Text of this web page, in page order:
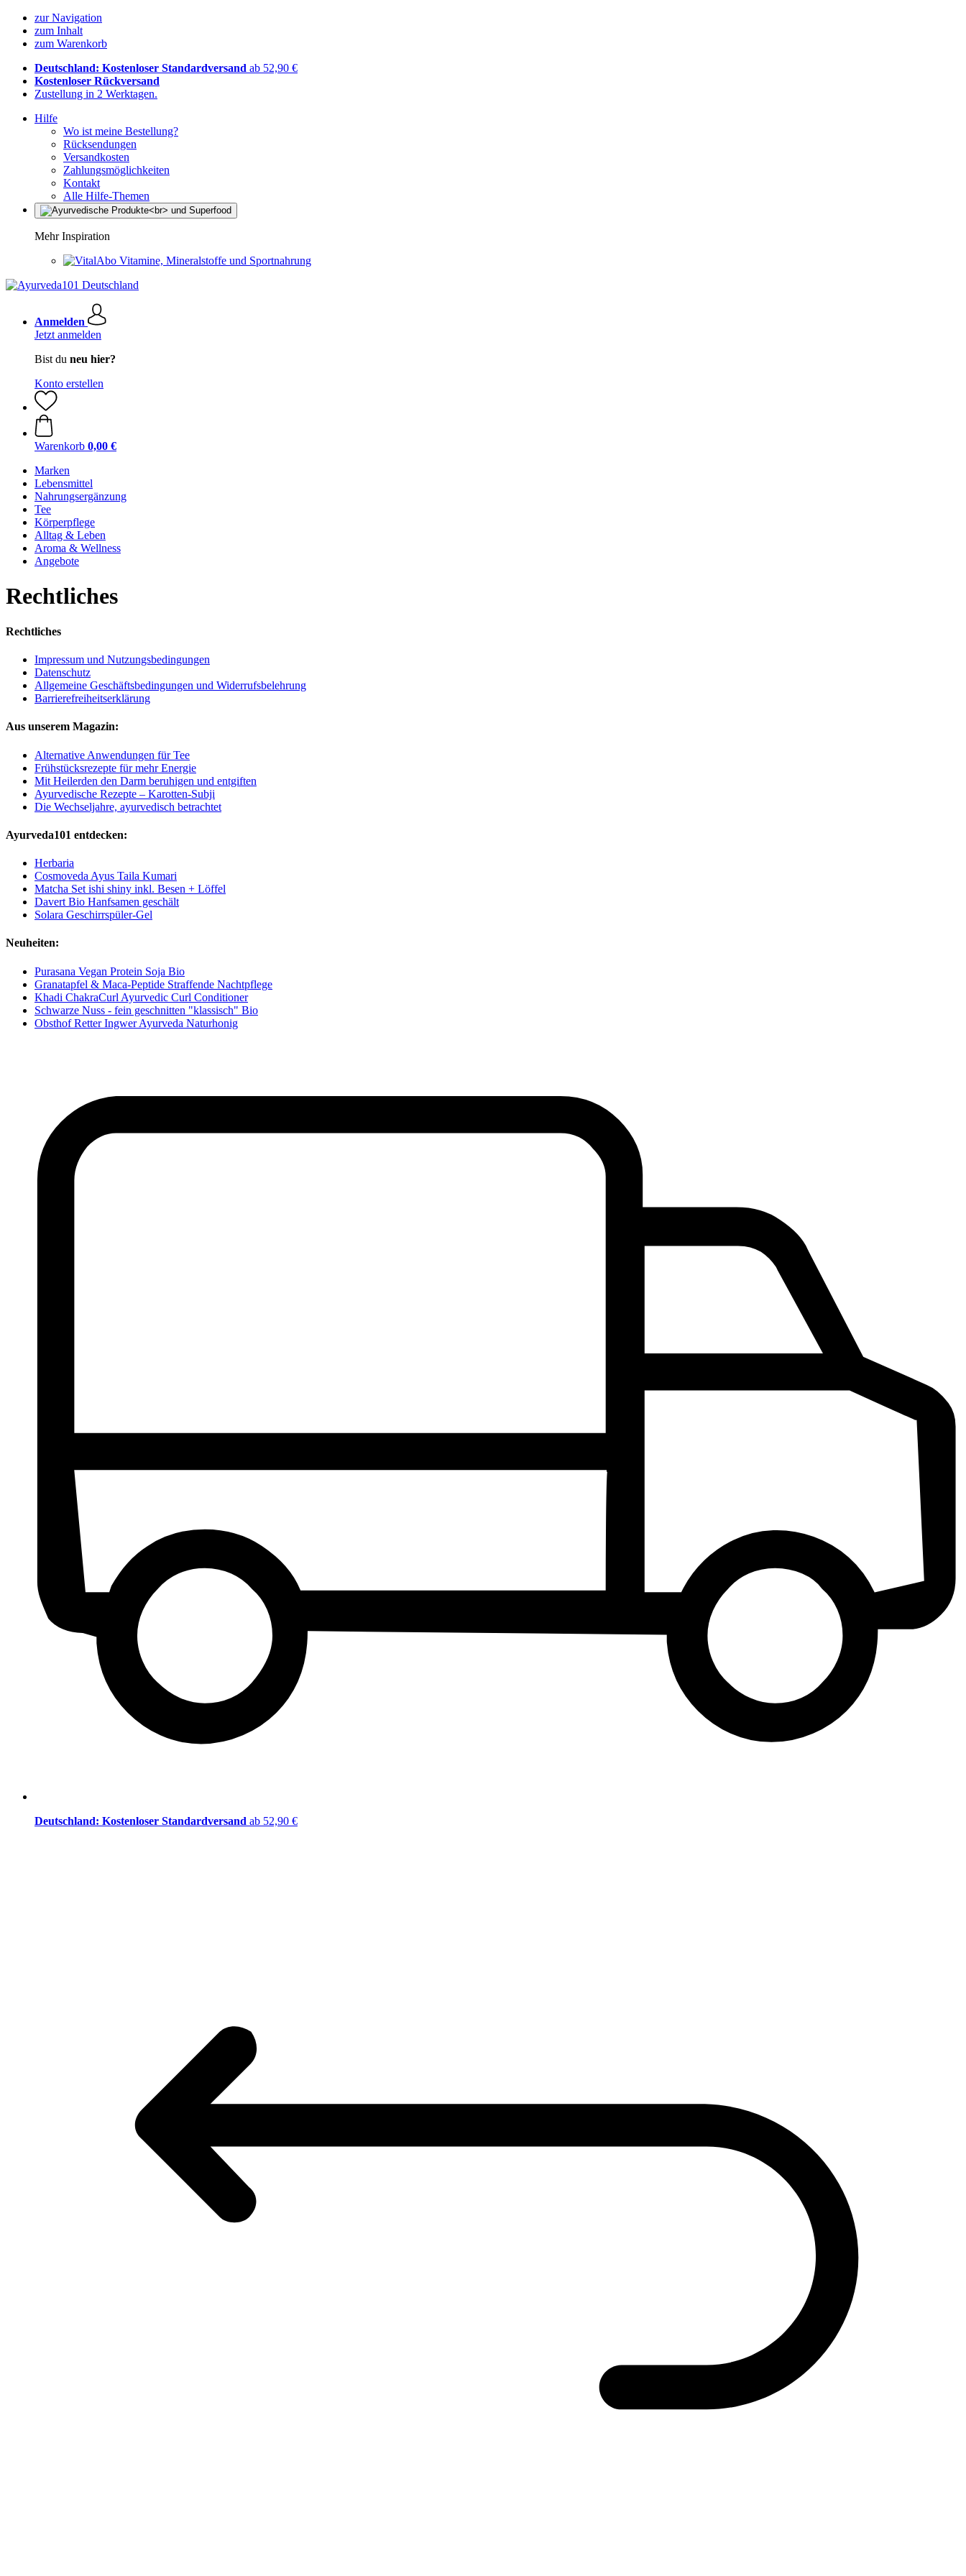
zur Navigation
zum Inhalt
zum Warenkorb
Deutschland: Kostenloser Standardversand ab 52,90 €
Kostenloser Rückversand
Zustellung in 2 Werktagen.
Hilfe
Wo ist meine Bestellung?
Rücksendungen
Versandkosten
Zahlungsmöglichkeiten
Kontakt
Alle Hilfe-Themen
Mehr Inspiration
Vitamine, Mineralstoffe und Sportnahrung
Anmelden
Jetzt anmelden
Bist du neu hier?
Konto erstellen
Warenkorb 0,00 €
Marken
Lebensmittel
Nahrungsergänzung
Tee
Körperpflege
Alltag & Leben
Aroma & Wellness
Angebote
Rechtliches
Rechtliches
Impressum und Nutzungsbedingungen
Datenschutz
Allgemeine Geschäftsbedingungen und Widerrufsbelehrung
Barrierefreiheitserklärung
Aus unserem Magazin:
Alternative Anwendungen für Tee
Frühstücksrezepte für mehr Energie
Mit Heilerden den Darm beruhigen und entgiften
Ayurvedische Rezepte – Karotten-Subji
Die Wechseljahre, ayurvedisch betrachtet
Ayurveda101 entdecken:
Herbaria
Cosmoveda Ayus Taila Kumari
Matcha Set ishi shiny inkl. Besen + Löffel
Davert Bio Hanfsamen geschält
Solara Geschirrspüler-Gel
Neuheiten:
Purasana Vegan Protein Soja Bio
Granatapfel & Maca-Peptide Straffende Nachtpflege
Khadi ChakraCurl Ayurvedic Curl Conditioner
Schwarze Nuss - fein geschnitten "klassisch" Bio
Obsthof Retter Ingwer Ayurveda Naturhonig
Deutschland: Kostenloser Standardversand ab 52,90 €